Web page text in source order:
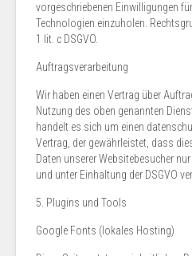
vorgeschriebenen Einwilligungen
Technologien einzuholen.
1 lit. c DSGVO.
Auftragsverarbeitung
Wir haben einen Vertrag über
Nutzung des oben genannten
handelt es sich um einen
Vertrag, der gewährleistet, dass
Daten unserer Websitebesucher
und unter Einhaltung der DSGVO
5. Plugins und Tools
Google Fonts (lokales Hosting)